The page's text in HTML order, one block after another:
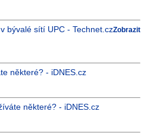
bývalé sítí UPC - Technet.czZobrazit
některé? - iDNES.cz
některé? - iDNES.cz